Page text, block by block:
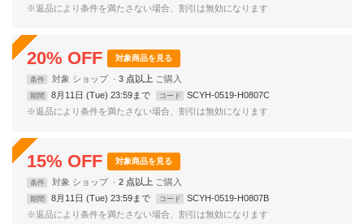
※返品により条件を満たさない場合、割引は無効になります
20% OFF 対象商品を見る
条件 対象 ショップ 3 点以上
期間 8月11日 (Tue) 23:59まで コード
SCYH-0519-H0807C
※返品により条件を満たさない場合、割引は無効になります
15% OFF 対象商品を見る
条件 対象 ショップ 2 点以上
期間 8月11日 (Tue) 23:59まで コード
SCYH-0519-H0807B
※返品により条件を満たさない場合、割引は無効になります